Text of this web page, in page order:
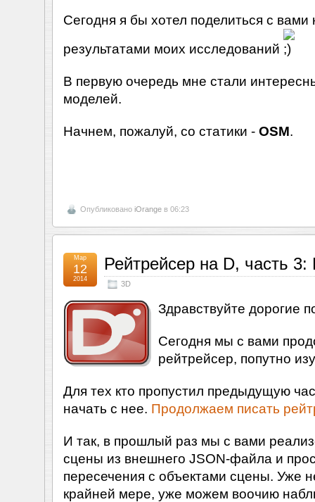
Сегодня я бы хотел поделиться с
результатами моих исследований
В первую очередь мне стали
моделей.
Начнем, пожалуй, со статики - OSM.
Опубликовано iOrangeв 06:23
Рейтрейсер на D, часть 3:
3D
Мар
12
2014
Здравствуйте дорогие
Сегодня мы с вами
рейтрейсер, попутно
Для тех кто пропустил предыдущую
начать с нее. Продолжаем писать
И так, в прошлый раз мы с вами
сцены из внешнего JSON-файла и
пересечения с объектами сцены. Уже
крайней мере, уже можем воочию